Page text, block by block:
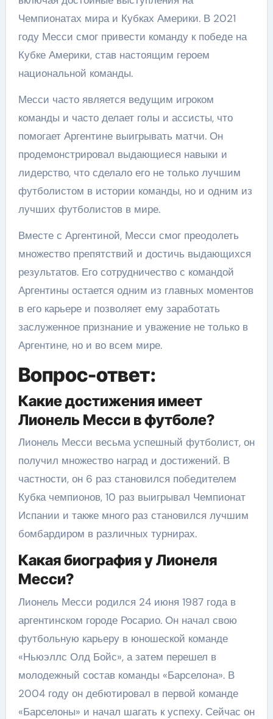
Чемпионатах мира и Кубках Америки. В 2021
году Месси смог привести команду к победе на
Кубке Америки, став настоящим героем
национальной команды.
Месси часто является ведущим игроком
команды и часто делает голы и ассисты, что
помогает Аргентине выигрывать матчи. Он
продемонстрировал выдающиеся навыки и
лидерство, что сделало его не только лучшим
футболистом в истории команды, но и одним из
лучших футболистов в мире.
Вместе с Аргентиной, Месси смог преодолеть
множество препятствий и достичь выдающихся
результатов. Его сотрудничество с командой
Аргентины остается одним из главных моментов
в его карьере и позволяет ему заработать
заслуженное признание и уважение не только в
Аргентине, но и во всем мире.
Вопрос-ответ:
Какие достижения имеет
Лионель Месси в футболе?
Лионель Месси весьма успешный футболист, он
получил множество наград и достижений. В
частности, он 6 раз становился победителем
Кубка чемпионов, 10 раз выигрывал Чемпионат
Испании и также много раз становился лучшим
бомбардиром в различных турнирах.
Какая биография у Лионеля
Месси?
Лионель Месси родился 24 июня 1987 года в
аргентинском городе Росарио. Он начал свою
футбольную карьеру в юношеской команде
«Ньюэллс Олд Бойс», а затем перешел в
молодежный состав команды «Барселона». В
2004 году он дебютировал в первой команде
«Барселоны» и начал шагать к успеху. Сейчас он